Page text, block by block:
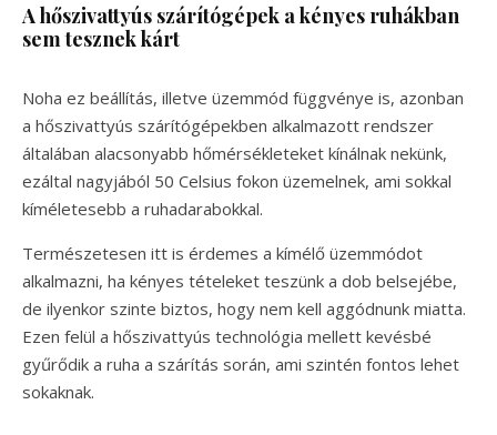
A hőszivattyús szárítógépek a kényes ruhákban
sem tesznek kárt
Noha ez beállítás, illetve üzemmód függvénye is, azonban
a hőszivattyús szárítógépekben alkalmazott rendszer
általában alacsonyabb hőmérsékleteket kínálnak nekünk,
ezáltal nagyjából 50 Celsius fokon üzemelnek, ami sokkal
kíméletesebb a ruhadarabokkal.
Természetesen itt is érdemes a kímélő üzemmódot
alkalmazni, ha kényes tételeket teszünk a dob belsejébe,
de ilyenkor szinte biztos, hogy nem kell aggódnunk miatta.
Ezen felül a hőszivattyús technológia mellett kevésbé
gyűrődik a ruha a szárítás során, ami szintén fontos lehet
sokaknak.